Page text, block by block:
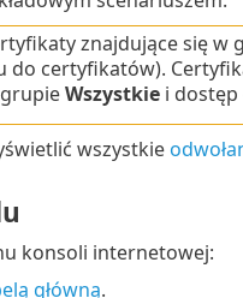
znajdujące się
certyfikatów).
grupieWszystkiei dostęp
wszystkie
konsoli internetowej:
główną.